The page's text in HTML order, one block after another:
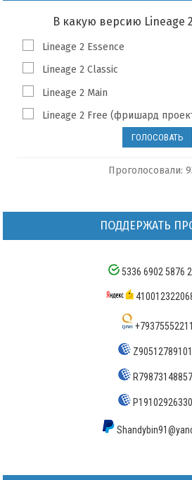
В какую версию Lineage
Lineage 2 Essence
Lineage 2 Classic
Lineage 2 Main
Lineage 2 Free (фришард
Проголосовали:
ПОДДЕРЖАТЬ
5336 6902 5876
+79375552211